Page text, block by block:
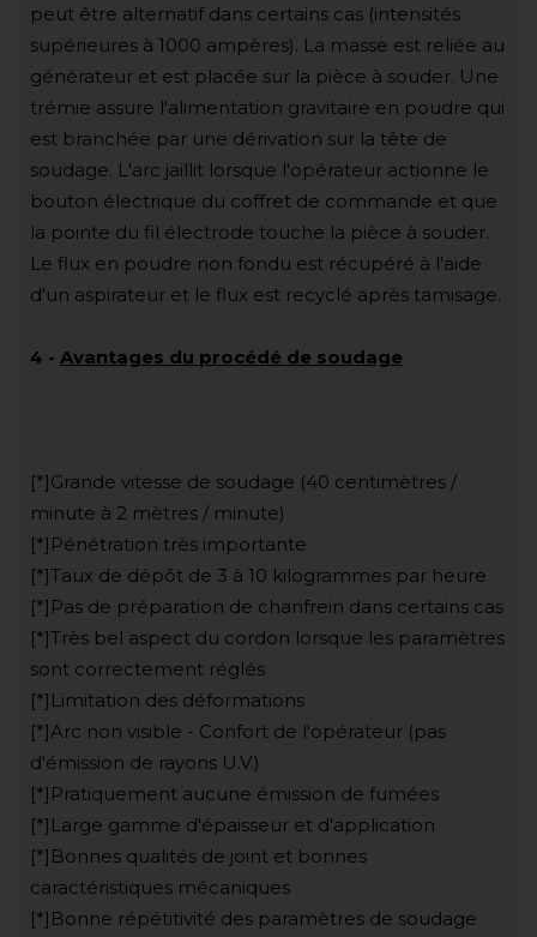
peut être alternatif dans certains cas (intensités
supérieures à 1000 ampères). La masse est reliée au
générateur et est placée sur la pièce à souder. Une
trémie assure l'alimentation gravitaire en poudre qui
est branchée par une dérivation sur la tête de
soudage. L'arc jaillit lorsque l'opérateur actionne le
bouton électrique du coffret de commande et que
la pointe du fil électrode touche la pièce à souder.
Le flux en poudre non fondu est récupéré à l'aide
d'un aspirateur et le flux est recyclé après tamisage.
4 - Avantages du procédé de soudage
[*]Grande vitesse de soudage (40 centimètres /
minute à 2 mètres / minute)
[*]Pénétration très importante
[*]Taux de dépôt de 3 à 10 kilogrammes par heure
[*]Pas de préparation de chanfrein dans certains cas
[*]Très bel aspect du cordon lorsque les paramètres
sont correctement réglés
[*]Limitation des déformations
[*]Arc non visible - Confort de l'opérateur (pas
d'émission de rayons U.V.)
[*]Pratiquement aucune émission de fumées
[*]Large gamme d'épaisseur et d'application
[*]Bonnes qualités de joint et bonnes
caractéristiques mécaniques
[*]Bonne répétitivité des paramètres de soudage